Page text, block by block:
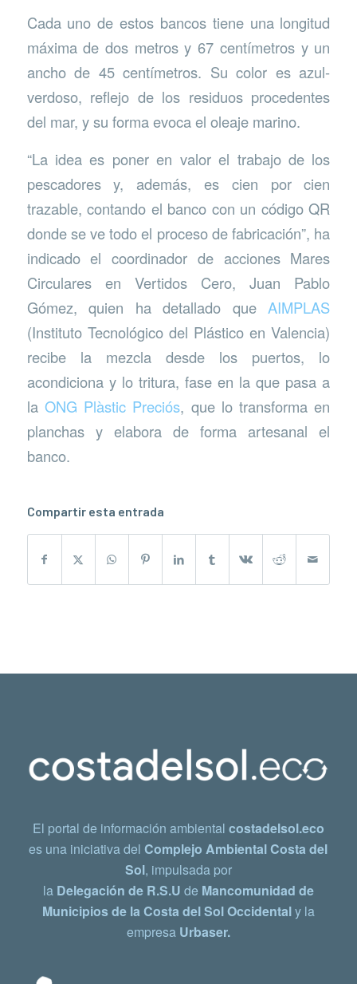
Cada uno de estos bancos tiene una longitud
máxima de dos metros y 67 centímetros y un
ancho de 45 centímetros. Su color es azul-
verdoso, reflejo de los residuos procedentes
del mar, y su forma evoca el oleaje marino.
“La idea es poner en valor el trabajo de los
pescadores y, además, es cien por cien
trazable, contando el banco con un código QR
donde se ve todo el proceso de fabricación”, ha
indicado el coordinador de acciones Mares
Circulares en Vertidos Cero, Juan Pablo
Gómez, quien ha detallado queAIMPLAS
(Instituto Tecnológico del Plástico en Valencia)
recibe la mezcla desde los puertos, lo
acondiciona y lo tritura, fase en la que pasa a
laONG Plàstic Preciós, que lo transforma en
planchas y elabora de forma artesanal el
banco.
Compartir esta entrada
El portal de información ambiental costadelsol.eco
es una iniciativa delComplejo Ambiental Costa del
Sol, impulsada por
la Delegación de R.S.U de Mancomunidad de
Municipios de la Costa del Sol Occidentaly la
empresa Urbaser.